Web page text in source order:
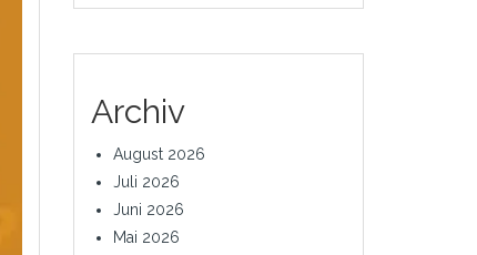
Archiv
August 2026
Juli 2026
Juni 2026
Mai 2026